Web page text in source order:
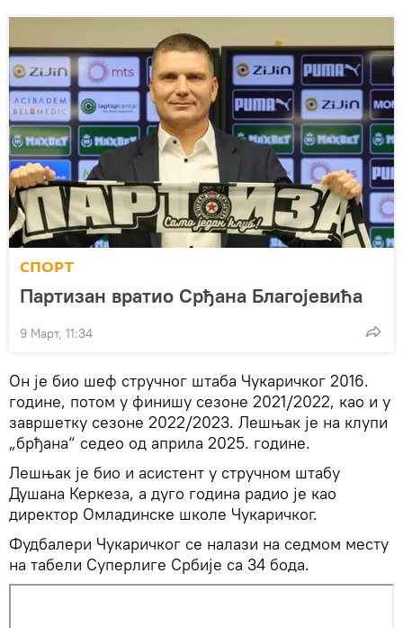
СПОРТ
Партизан вратио Срђана Благојевића
9 Март, 11:34
Он је био шеф стручног штаба Чукаричког 2016.
године, потом у финишу сезоне 2021/2022, као и у
завршетку сезоне 2022/2023. Лешњак је на клупи
„брђана“ седео од априла 2025. године.
Лешњак је био и асистент у стручном штабу
Душана Керкеза, а дуго година радио је као
директор Омладинске школе Чукаричког.
Фудбалери Чукаричког се налази на седмом месту
на табели Суперлиге Србије са 34 бода.